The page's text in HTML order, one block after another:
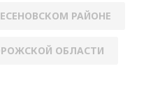
РАЙОНЕ
ОБЛАСТИ